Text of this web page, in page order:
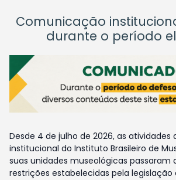
Comunicação
durante o período
Desde 4 de julho de 2026, as
institucional do Instituto Brasileiro de
suas unidades museológicas passaram
restrições estabelecidas pela legislação